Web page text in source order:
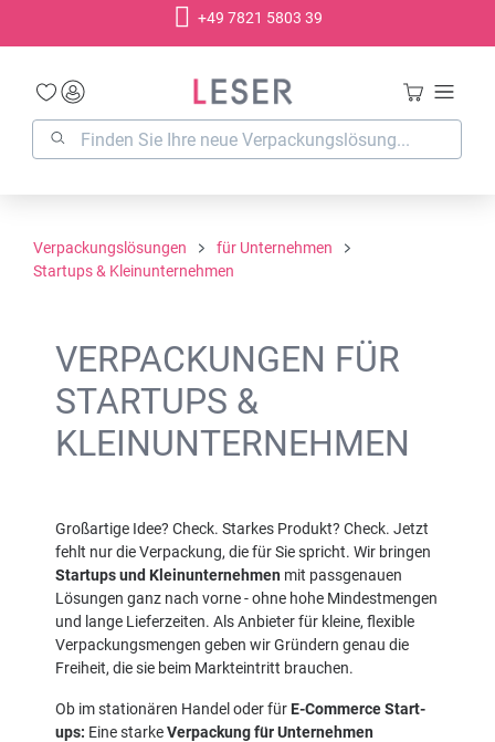
+49 7821 5803 39
Verpackungslösungen
für Unternehmen
Startups & Kleinunternehmen
VERPACKUNGEN FÜR
STARTUPS &
KLEINUNTERNEHMEN
Großartige Idee? Check. Starkes Produkt? Check. Jetzt
fehlt nur die Verpackung, die für Sie spricht. Wir bringen
Startups und Kleinunternehmen mit passgenauen
Lösungen ganz nach vorne - ohne hohe Mindestmengen
und lange Lieferzeiten. Als Anbieter für kleine, flexible
Verpackungsmengen geben wir Gründern genau die
Freiheit, die sie beim Markteintritt brauchen.
Ob im stationären Handel oder für E-Commerce Start-
ups: Eine starkeVerpackung für Unternehmen